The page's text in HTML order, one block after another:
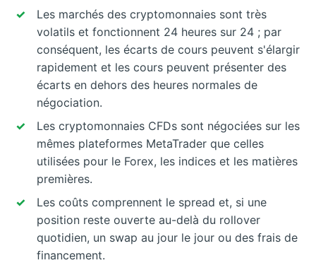
Les marchés des cryptomonnaies sont très
volatils et fonctionnent 24 heures sur 24 ; par
conséquent, les écarts de cours peuvent s'élargir
rapidement et les cours peuvent présenter des
écarts en dehors des heures normales de
négociation.
Les cryptomonnaies CFDs sont négociées sur les
mêmes plateformes MetaTrader que celles
utilisées pour le Forex, les indices et les matières
premières.
Les coûts comprennent le spread et, si une
position reste ouverte au-delà du rollover
quotidien, un swap au jour le jour ou des frais de
financement.